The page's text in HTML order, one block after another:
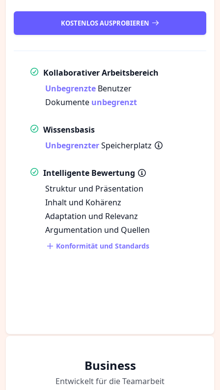
KOSTENLOS AUSPROBIEREN
Kollaborativer Arbeitsbereich
Unbegrenzte Benutzer
Dokumente unbegrenzt
Wissensbasis
UnbegrenzterSpeicherplatz
Intelligente Bewertung
Struktur und Präsentation
Inhalt und Kohärenz
Adaptation und Relevanz
Argumentation und Quellen
Konformität und Standards
Business
Entwickelt für die Teamarbeit